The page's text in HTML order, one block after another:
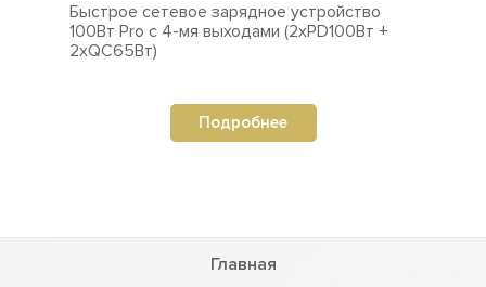
Быстрое сетевое зарядное устройство
100Вт Pro с 4-мя выходами (2xPD100Вт +
2xQC65Вт)
Подробнее
Главная